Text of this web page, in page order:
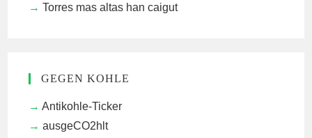
Torres mas altas han caigut
GEGEN KOHLE
Antikohle-Ticker
ausgeCO2hlt